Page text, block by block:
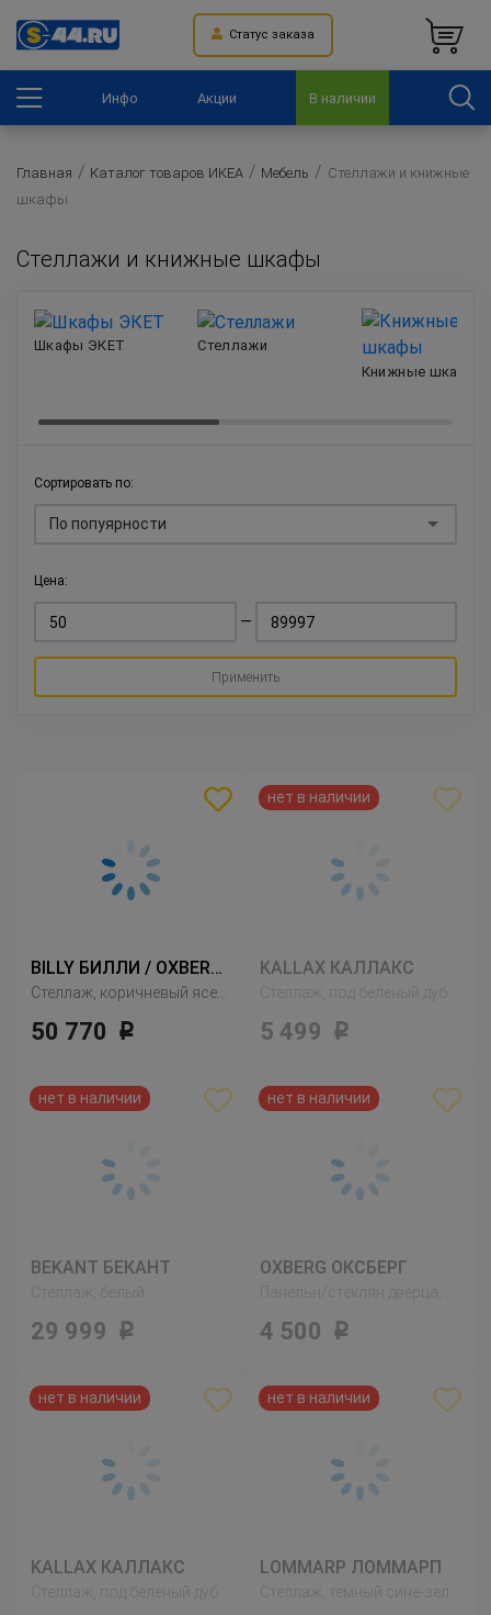
Статус заказа
Инфо Акции В наличии
Главная Каталог товаров ИКЕА Мебель
Стеллажи и книжные
шкафы
Стеллажи и книжные шкафы
Шкафы ЭКЕТ
Стеллажи
Книжные шкафы
Сортировать по:
По попуярности
Цена:
—
Применить
BILLY БИЛЛИ / OXBERG ОКСБЕРГ
50 770 Р
KALLAX КАЛЛАКС
Стеллаж, под беленый дуб
5 499 Р
BEKANT БЕКАНТ
Стеллаж, белый
29 999 Р
OXBERG ОКСБЕРГ
4 500 Р
KALLAX КАЛЛАКС
Стеллаж, под беленый дуб
LOMMARP ЛОММАРП